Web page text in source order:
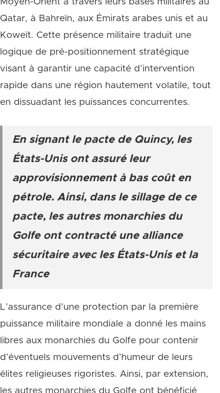
Qatar, à Bahreïn, aux Émirats arabes unis et au
Koweït. Cette présence militaire traduit une
logique de pré-positionnement stratégique
visant à garantir une capacité d’intervention
rapide dans une région hautement volatile, tout
en dissuadant les puissances concurrentes.
En signant le pacte de Quincy, les
États-Unis ont assuré leur
approvisionnement à bas coût en
pétrole. Ainsi, dans le sillage de ce
pacte, les autres monarchies du
Golfe ont contracté une alliance
sécuritaire avec les États-Unis et la
France
L’assurance d’une protection par la première
puissance militaire mondiale a donné les mains
libres aux monarchies du Golfe pour contenir
d’éventuels mouvements d’humeur de leurs
élites religieuses rigoristes. Ainsi, par extension,
les autres monarchies du Golfe ont bénéficié